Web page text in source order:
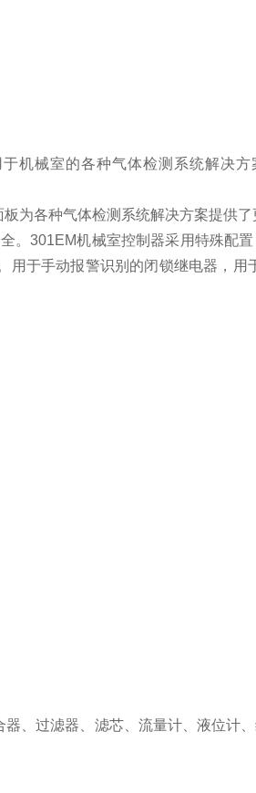
机械室的各种气体检测系统解决方
为各种气体检测系统解决方案提供了
301EM机械室控制器采用特殊配
于手动报警识别的闭锁继电器，用
、过滤器、滤芯、流量计、液位计